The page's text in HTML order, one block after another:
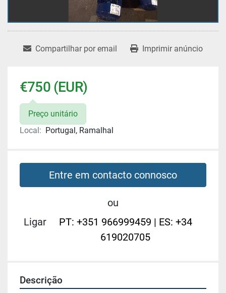
Compartilhar por email Imprimir anúncio
€750 (EUR)
Preço unitário
Local: Portugal, Ramalhal
Entre em contacto connosco
ou
Ligar
PT: +351 966999459 | ES: +34
619020705
Descrição